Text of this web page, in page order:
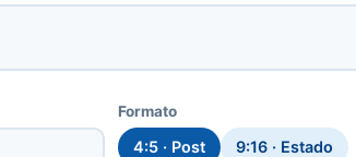
Formato
4:5 · Post 9:16 · Estado